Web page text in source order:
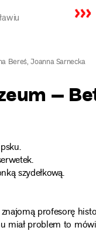
Bereś, Joanna Sarnecka
–
szydełkową.
profesorę
miał problem to